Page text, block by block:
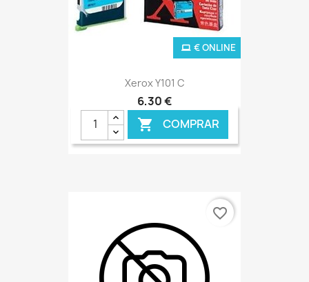
Xerox Y101 C
6,30 €
 COMPRAR
€ ONLINE
favorite_border